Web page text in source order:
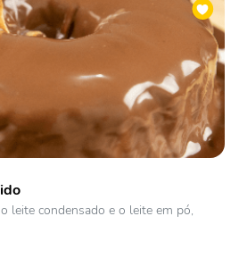
leite condensado e o leite em pó,